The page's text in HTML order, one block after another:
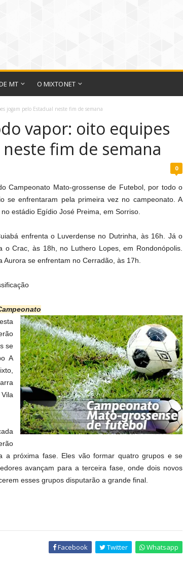
MT O MIXTONET
jogam pelo Estadual neste fim de semana
vapor: oito equipes
fim de semana
0
Campeonato Mato-grossense de Futebol, por todo o
se enfrentaram pela primeira vez no campeonato. A
estádio Egídio José Preima, em Sorriso.
enfrenta o Luverdense no Dutrinha, às 16h. Já o
Crac, às 18h, no Luthero Lopes, em Rondonópolis.
se enfrentam no Cerradão, às 17h.
se
A
a próxima fase. Eles vão formar quatro grupos e se
avançam para a terceira fase, onde dois novos
esses grupos disputarão a grande final.
Facebook Twitter Whatsapp